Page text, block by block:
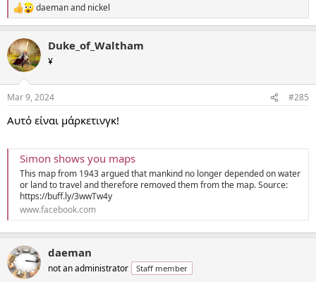
R
e
c
t
i
s
daemanand nickel
Duke_of_Waltham
¥
Mar 9, 2024 #285
Αυτό είναι μάρκετινγκ!
Simon shows you maps
This map from 1943 argued that mankind no longer depended on water
or land to travel and therefore removed them from the map. Source:
https://buff.ly/3wwTw4y
www.facebook.com
daeman
not an administrator Staff member